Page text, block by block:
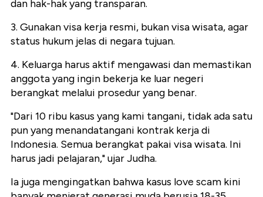
dan hak-hak yang transparan.
3. Gunakan visa kerja resmi, bukan visa wisata, agar
status hukum jelas di negara tujuan.
4. Keluarga harus aktif mengawasi dan memastikan
anggota yang ingin bekerja ke luar negeri
berangkat melalui prosedur yang benar.
"Dari 10 ribu kasus yang kami tangani, tidak ada satu
pun yang menandatangani kontrak kerja di
Indonesia. Semua berangkat pakai visa wisata. Ini
harus jadi pelajaran," ujar Judha.
Ia juga mengingatkan bahwa kasus love scam kini